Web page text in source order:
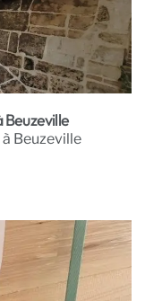
Beuzeville